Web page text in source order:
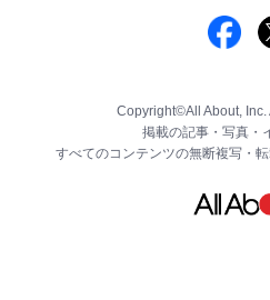
Copyright©All About,
掲載の記事・写真・
すべてのコンテンツの無断複写・